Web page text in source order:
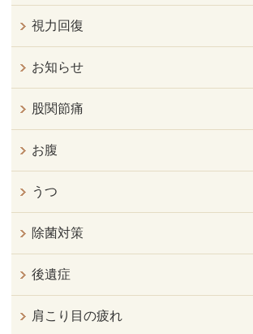
視力回復
お知らせ
股関節痛
お腹
うつ
除菌対策
後遺症
肩こり目の疲れ